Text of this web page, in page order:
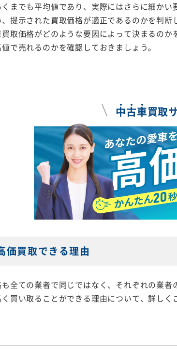
までも平均値であり、実際にはさらに細かい
提示された買取価格が適正であるのかを判断
取価格がどのような要因によって決まるのか
で売れるのかを確認しておきましょう。
中古車買取
価買取できる理由
全ての業者で同じではなく、それぞれの業
買い取ることができる理由について、詳しく